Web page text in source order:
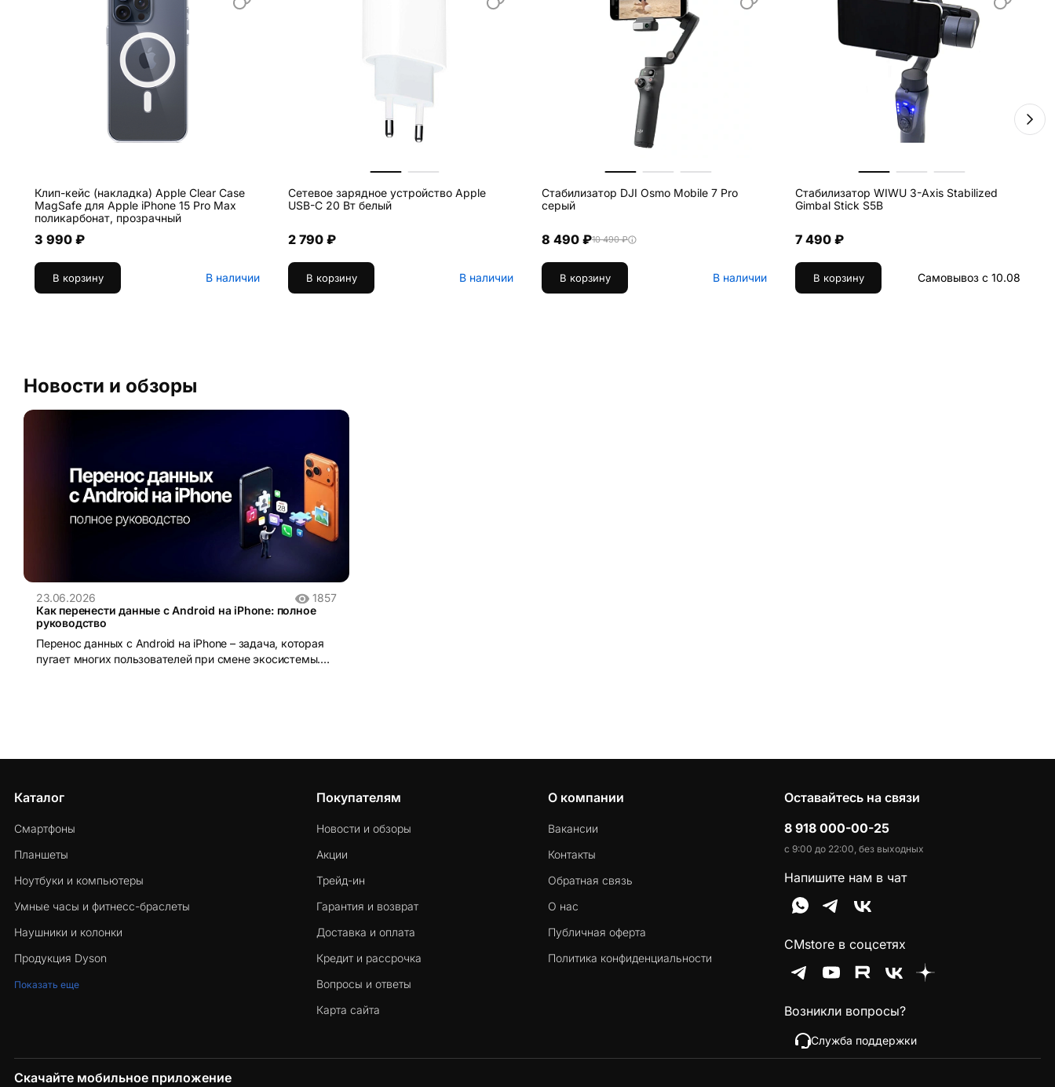
Клип-кейс (накладка) Apple Clear Case
MagSafe для Apple iPhone 15 Pro Max
поликарбонат, прозрачный
3 990 ₽
В корзину В наличии
Сетевое зарядное устройство Apple
USB-C 20 Вт белый
2 790 ₽
В корзину В наличии
Стабилизатор DJI Osmo Mobile 7 Pro
серый
8 490 ₽10 490 ₽
В корзину В наличии
Стабилизатор WIWU 3-Axis Stabilized
Gimbal Stick S5B
7 490 ₽
В корзину Самовывоз с 10.08
Новости и обзоры
23.06.2026
1857
Как перенести данные с Android на iPhone: полное
руководство
Перенос данных с Android на iPhone – задача, которая
пугает многих пользователей при смене экосистемы.
Каталог
Смартфоны
Планшеты
Ноутбуки и компьютеры
Умные часы и фитнесс-браслеты
Наушники и колонки
Продукция Dyson
Показать еще
Покупателям
Новости и обзоры
Акции
Трейд-ин
Гарантия и возврат
Доставка и оплата
Кредит и рассрочка
Вопросы и ответы
Карта сайта
О компании
Вакансии
Контакты
Обратная связь
О нас
Публичная оферта
Политика конфиденциальности
Оставайтесь на связи
8 918 000-00-25
с 9:00 до 22:00, без выходных
Напишите нам в чат
CMstore в соцсетях
Возникли вопросы?
Служба поддержки
Скачайте мобильное приложение